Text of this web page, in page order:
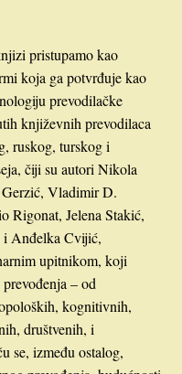
pristupamo kao
koja ga potvrđuje kao
prevodilačke
književnih prevodilaca
ruskog, turskog i
čiji su autori Nikola
Vladimir D.
Rigonat, Jelena Stakić,
i Anđelka Cvijić,
upitnikom, koji
– od
kognitivnih,
društvenih, i
se, između ostalog,